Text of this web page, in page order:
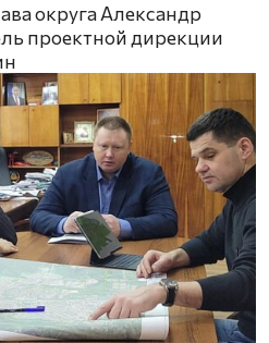
округа Александр
проектной дирекции